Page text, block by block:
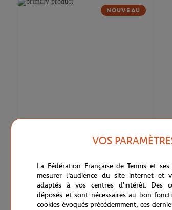
NOUVEAU
Sac à dos Cadence Soft 14" Delsey x
Roland-Garros - Marine
VOS
La Fédération Française de Tennis et
mesurer l'audience du site internet et
adaptés à vos centres d'intérêt. Des
déposés et sont nécessaires au bon
cookies évoqués précédemment, ces